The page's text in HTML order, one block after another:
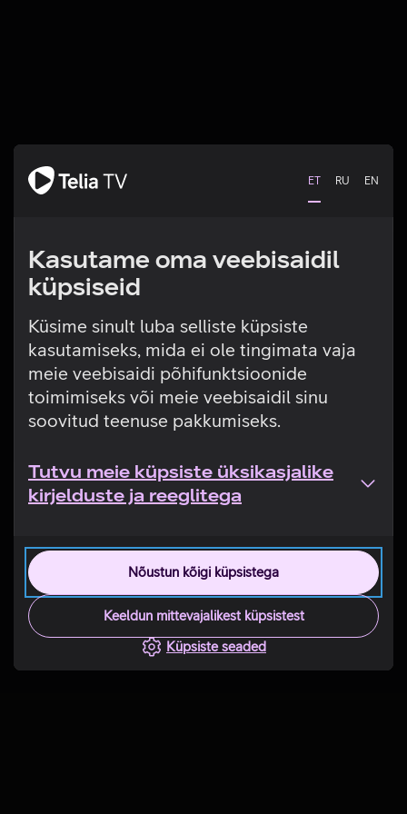
ET RU EN
Kasutame oma veebisaidil
küpsiseid
Küsime sinult luba selliste küpsiste
kasutamiseks, mida ei ole tingimata vaja
meie veebisaidi põhifunktsioonide
toimimiseks või meie veebisaidil sinu
soovitud teenuse pakkumiseks.
Tutvu meie küpsiste üksikasjalike
kirjelduste ja reeglitega
Nõustun kõigi küpsistega
Keeldun mittevajalikest küpsistest
Küpsiste seaded
Tehniline viga